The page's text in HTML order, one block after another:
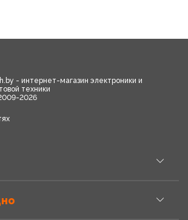
- интернет-магазин электроники и
техники
2026